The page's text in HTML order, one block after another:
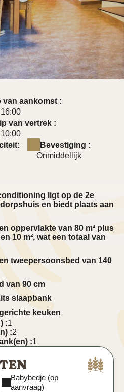
van aankomst :
16:00
van vertrek :
10:00
Bevestiging :
Onmiddellijk
ligt op de 2e
en biedt plaats aan
oppervlakte van 80 m² plus
10 m², wat een totaal van
tweepersoonsbed van 140
van 90 cm
slaapbank
keuken
barbecue, zwembad
het appartement Séranne
:1
:2
:1
Babybedje (op
aanvraag)